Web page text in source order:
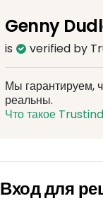
Genny
is verified by
Мы гарантируем,
реальны.
Что такое
Вход для